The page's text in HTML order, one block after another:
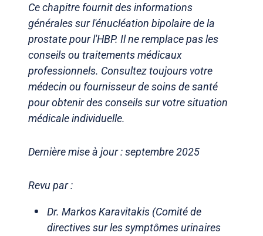
Ce chapitre fournit des informations
générales sur l'énucléation bipolaire de la
prostate pour l'HBP. Il ne remplace pas les
conseils ou traitements médicaux
professionnels. Consultez toujours votre
médecin ou fournisseur de soins de santé
pour obtenir des conseils sur votre situation
médicale individuelle.
Dernière mise à jour : septembre 2025
Revu par :
Dr. Markos Karavitakis (Comité de
directives sur les symptômes urinaires